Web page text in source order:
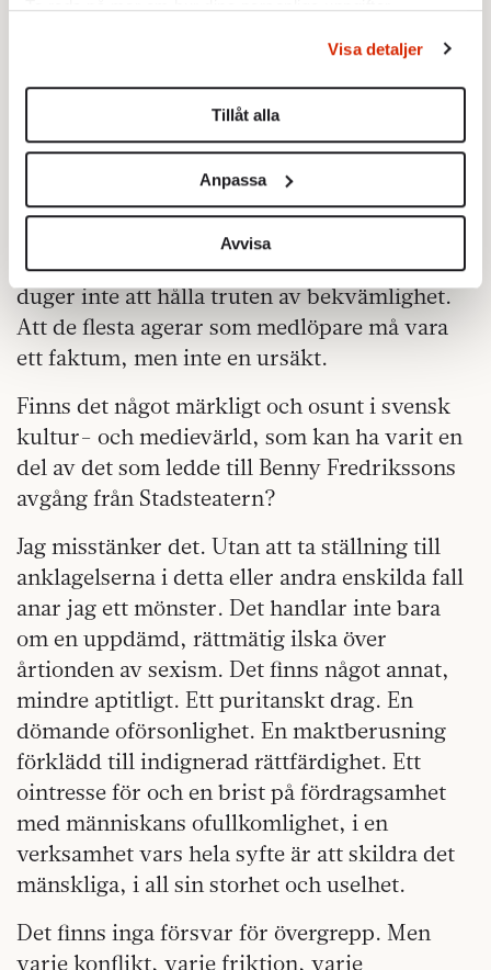
Ta reda på mer om hur dina personliga uppgifter
Du kan ändra eller dra tillbaka ditt samtycke när som
helst från cookie-förklaringen.
Vi använder enhetsidentifierare för att anpassa innehållet
för sociala medier och analysera vår trafik. Vi
vidarebefordrar även sådana identifierare och annan
information från din enhet till de sociala medier och
annons- och analysföretag som vi samarbetar med.
Dessa kan i sin tur kombinera informationen med annan
information som du har tillhandahållit eller som de har
samlat in när du har använt deras tjänster.
Om du vill läsa mer om hur vi hanterar personuppgifter
kan du göra dethär .
Visa detaljer
Tillåt alla
Anpassa
Avvisa
Här finns möjligen en lärdom att dra. Drev
och kampanjer, välgrundade eller ej,
kommer alltid att finnas. Tekniken har gjort
dem snabbare, kraftigare och mer
skoningslösa. Det enda sättet att balansera
sådant är att visa karaktär och mod. Har man
en avvikande uppfattning från drevet är det
oförsvarligt att inte ge uttryck för den. Det
duger inte att hålla truten av bekvämlighet.
Att de flesta agerar som medlöpare må vara
ett faktum, men inte en ursäkt.
Finns det något märkligt och osunt i svensk
kultur- och medievärld, som kan ha varit en
del av det som ledde till Benny Fredrikssons
avgång från Stadsteatern?
Jag misstänker det. Utan att ta ställning till
anklagelserna i detta eller andra enskilda fall
anar jag ett mönster. Det handlar inte bara
om en uppdämd, rättmätig ilska över
årtionden av sexism. Det finns något annat,
mindre aptitligt. Ett puritanskt drag. En
dömande oförsonlighet. En maktberusning
förklädd till indignerad rättfärdighet. Ett
ointresse för och en brist på fördragsamhet
med människans ofullkomlighet, i en
verksamhet vars hela syfte är att skildra det
mänskliga, i all sin storhet och uselhet.
Det finns inga försvar för övergrepp. Men
varje konflikt, varje friktion, varje